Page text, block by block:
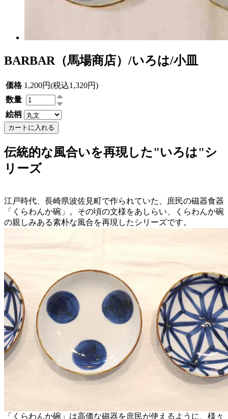
BARBAR（馬場商店）/いろは/小皿
価格 1,200円(税込1,320円)
数量
絵柄
カートに入れる
伝統的な風合いを再現した"いろは"シ
リーズ
江戸時代、長崎県波佐見町で作られていた、庶民の磁器食器
「くらわんか碗」。その頃の文様をあしらい、くらわんか碗
の親しみある素朴な風合を再現したシリーズです。
「くらわんか碗」は高価な磁器を庶民が使えるように、様々